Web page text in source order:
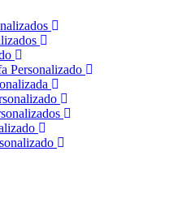
Personalizado